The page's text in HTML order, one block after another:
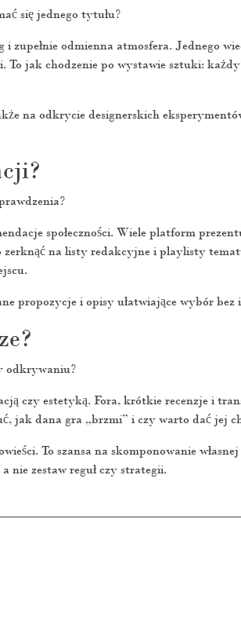
się jednego tytułu?
odmienna atmosfera. Jednego
jak chodzenie po wystawie sztuki:
na odkrycie designerskich
społeczności. Wiele platform
na listy redakcyjne i playlisty
propozycje i opisy ułatwiające wybór
odkrywaniu?
czy estetyką. Fora, krótkie recenzje i
jak dana gra „brzmi” i czy warto dać jej
To szansa na skomponowanie
nie zestaw reguł czy strategii.